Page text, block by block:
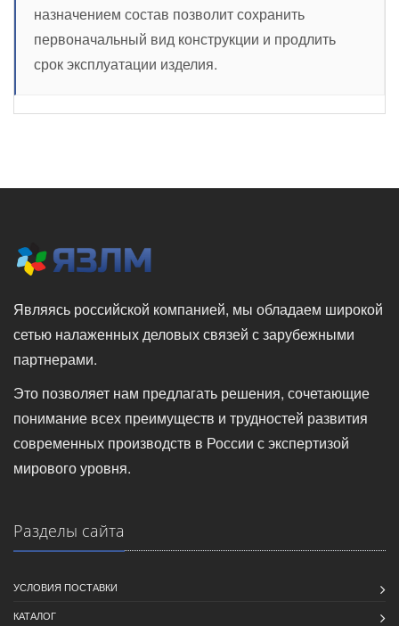
назначением состав позволит сохранить
первоначальный вид конструкции и продлить
срок эксплуатации изделия.
Являясь российской компанией, мы обладаем широкой
сетью налаженных деловых связей с зарубежными
партнерами.
Это позволяет нам предлагать решения, сочетающие
понимание всех преимуществ и трудностей развития
современных производств в России с экспертизой
мирового уровня.
Разделы сайта
УСЛОВИЯ ПОСТАВКИ
КАТАЛОГ